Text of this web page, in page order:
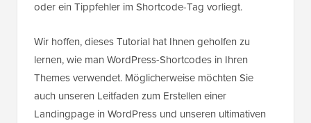
oder ein Tippfehler im Shortcode-Tag vorliegt.
Wir hoffen, dieses Tutorial hat Ihnen geholfen zu
lernen, wie man WordPress-Shortcodes in Ihren
Themes verwendet. Möglicherweise möchten Sie
auch unseren Leitfaden zum Erstellen einer
Landingpage in WordPress und unseren ultimativen